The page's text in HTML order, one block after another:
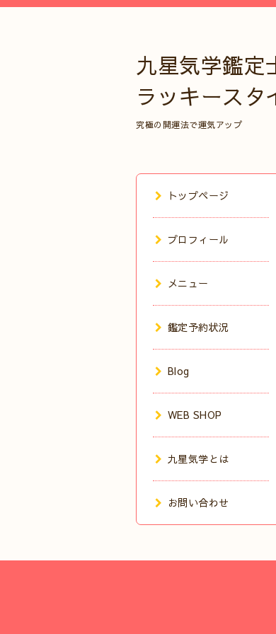
九星気学鑑定
ラッキースタ
究極の開運法で運気アップ
トップページ
プロフィール
メニュー
鑑定予約状況
Blog
WEB SHOP
九星気学とは
お問い合わせ